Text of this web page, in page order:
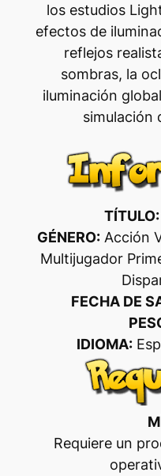
los estudios
efectos de
reflejos
sombras, la
iluminación
simulación
TÍTULO:
GÉNERO: Acción
Multijugador
FECHA DE
IDIOMA:
Requiere un